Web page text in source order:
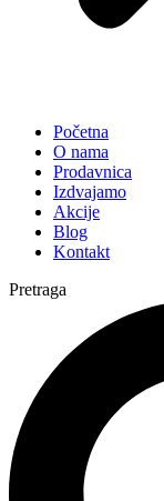
Početna
O nama
Prodavnica
Izdvajamo
Akcije
Blog
Kontakt
Pretraga